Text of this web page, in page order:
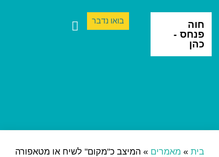
חוה
פנחס -
כהן
בואו נדבר
בית » מאמרים » המיצב כ"מקום" לשיח או מטאפורה